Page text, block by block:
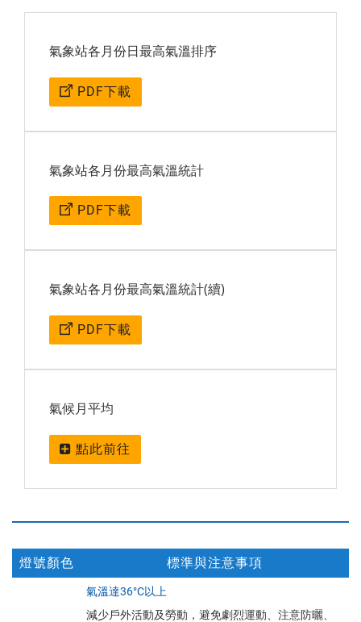
氣象站各月份日最高氣溫排序
PDF下載
氣象站各月份最高氣溫統計
PDF下載
氣象站各月份最高氣溫統計(續)
PDF下載
氣候月平均
點此前往
燈號顏色 標準與注意事項
氣溫達36°C以上
減少戶外活動及勞動，避免劇烈運動、注意防曬、